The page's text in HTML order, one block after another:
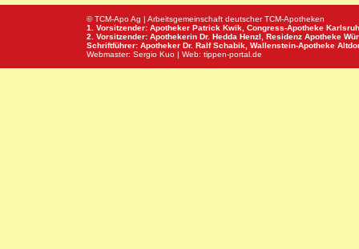
© TCM-Apo Ag | Arbeitsgemeinschaft deutscher TCM-Apotheken
1. Vorsitzender: Apotheker Patrick Kwik, Congress-Apotheke
2. Vorsitzender: Apothekerin Dr. Hedda Henzl, Residenz Apotheke
Schriftführer: Apotheker Dr. Ralf Schabik, Wallenstein-Apotheke
Webmaster: Sergio Kuo | Web: tippen-portal.de